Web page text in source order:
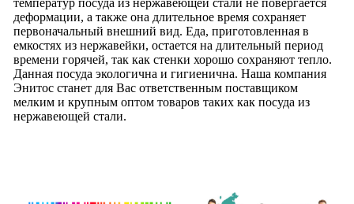
температур посуда из нержавеющей стали не повергается
деформации, а также она длительное время сохраняет
первоначальный внешний вид. Еда, приготовленная в
емкостях из нержавейки, остается на длительный период
времени горячей, так как стенки хорошо сохраняют тепло.
Данная посуда экологична и гигиенична. Наша компания
Энитос станет для Вас ответственным поставщиком
мелким и крупным оптом товаров таких как посуда из
нержавеющей стали.